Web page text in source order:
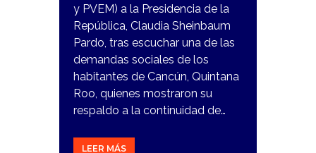
y PVEM) a la Presidencia de la
República, Claudia Sheinbaum
Pardo, tras escuchar una de las
demandas sociales de los
habitantes de Cancún, Quintana
Roo, quienes mostraron su
respaldo a la continuidad de…
LEER MÁS